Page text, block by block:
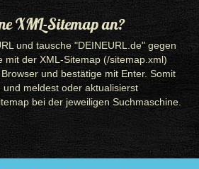
XML-Sitemap an?
und tausche "DEINEURL.de" gegen
mit der XML-Sitemap (/sitemap.xml)
und bestätige mit Enter. Somit
meldest oder aktualisierst
bei der jeweiligen Suchmaschine.